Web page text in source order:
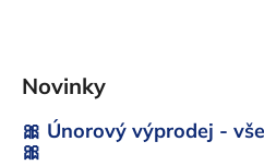
Novinky
🎀 Únorový výprodej -
🎀